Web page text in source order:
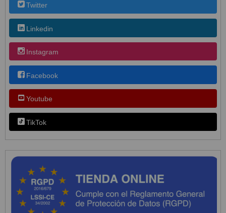
Twitter
Linkedin
Instagram
Facebook
Youtube
TikTok